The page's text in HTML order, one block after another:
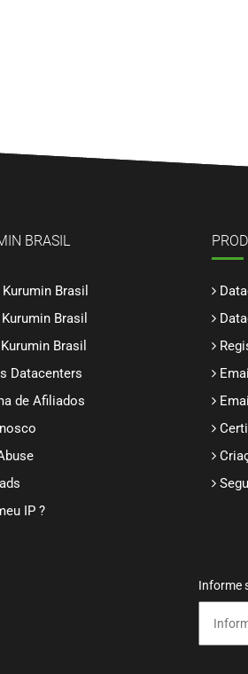
BRASIL
Brasil
Brasil
Brasil
Datacenters
de Afiliados
IP ?
Informe